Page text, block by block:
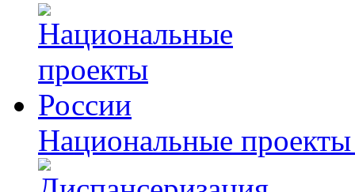
Национальные